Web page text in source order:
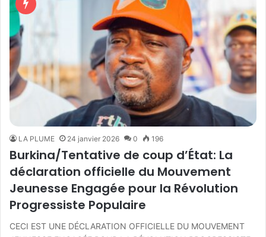
LA PLUME 24 janvier 2026 0 196
Burkina/Tentative de coup d’État: La
déclaration officielle du Mouvement
Jeunesse Engagée pour la Révolution
Progressiste Populaire
CECI EST UNE DÉCLARATION OFFICIELLE DU MOUVEMENT